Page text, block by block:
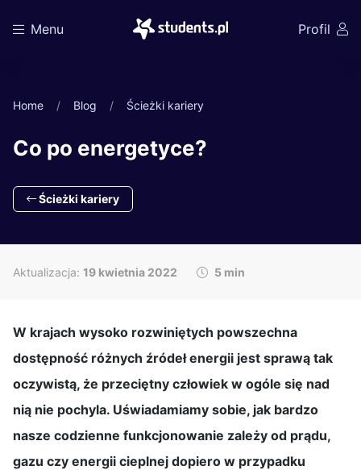
Menu Profil
Home Blog Ścieżki kariery
Co po energetyce?
Ścieżki kariery
Aktualizacja: 19 kwietnia 2022 5 min
W krajach wysoko rozwiniętych powszechna
dostępność różnych źródeł energii jest sprawą tak
oczywistą, że przeciętny człowiek w ogóle się nad
nią nie pochyla. Uświadamiamy sobie, jak bardzo
nasze codzienne funkcjonowanie zależy od prądu,
gazu czy energii cieplnej dopiero w przypadku